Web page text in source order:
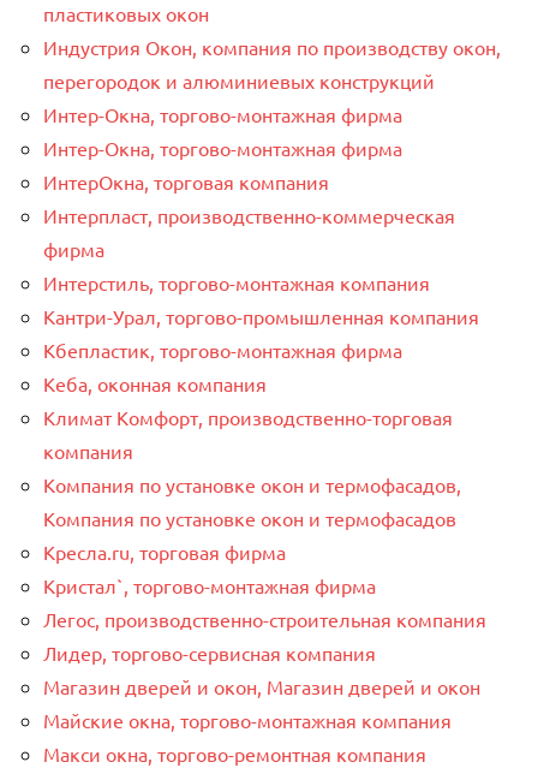
пластиковых окон
Индустрия Окон, компания по производству окон,
перегородок и алюминиевых конструкций
Интер-Окнa, торгово-монтажная фирма
Интер-Окнa, торгово-монтажная фирма
ИнтерОкна, торговая компания
Интерпласт, производственно-коммерческая
фирма
Интерстиль, торгово-монтажная компания
Кантри-Урал, торгово-промышленная компания
Кбепластик, торгово-монтажная фирма
Кеба, оконная компания
Климат Комфорт, производственно-торговая
компания
Компания по установке окон и термофасадов,
Компания по установке окон и термофасадов
Кресла.ru, торговая фирма
Кристал`, торгово-монтажная фирма
Легос, производственно-строительная компания
Лидер, торгово-сервисная компания
Магазин дверей и окон, Магазин дверей и окон
Майские окна, торгово-монтажная компания
Макси окна, торгово-ремонтная компания